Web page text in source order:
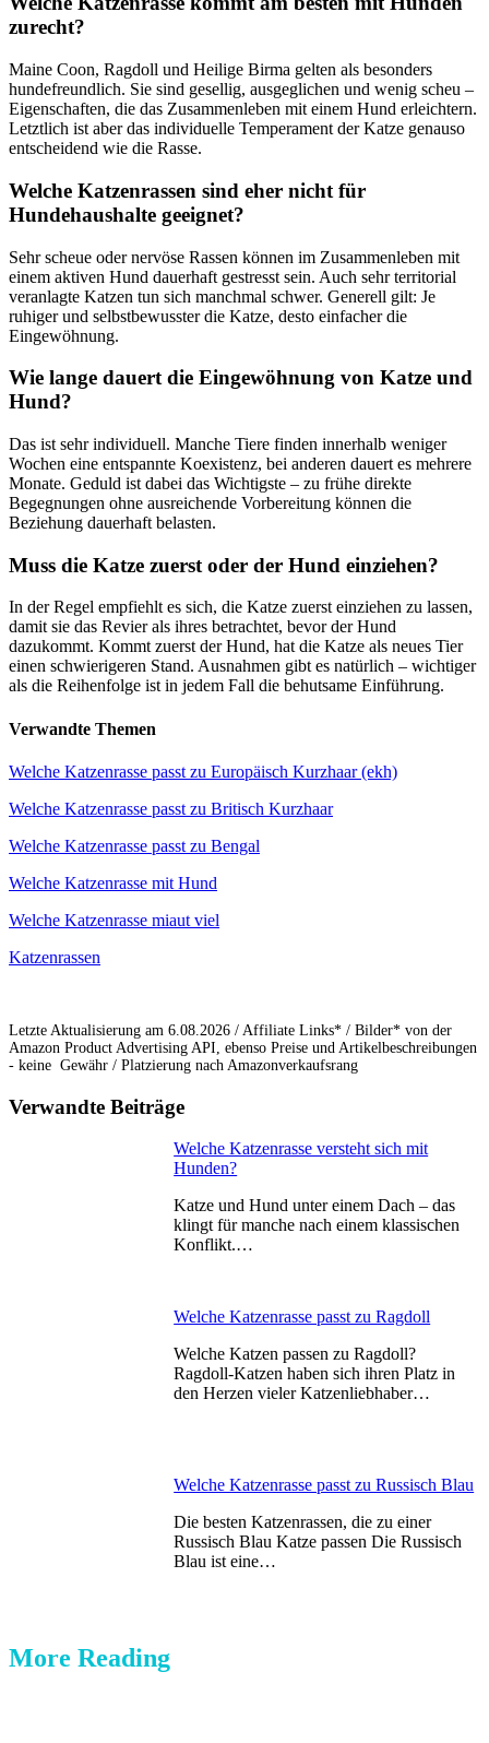
zurecht?
Maine Coon, Ragdoll und Heilige Birma gelten als besonders
hundefreundlich. Sie sind gesellig, ausgeglichen und wenig scheu –
Eigenschaften, die das Zusammenleben mit einem Hund erleichtern.
Letztlich ist aber das individuelle Temperament der Katze genauso
entscheidend wie die Rasse.
Welche Katzenrassen sind eher nicht für
Hundehaushalte geeignet?
Sehr scheue oder nervöse Rassen können im Zusammenleben mit
einem aktiven Hund dauerhaft gestresst sein. Auch sehr territorial
veranlagte Katzen tun sich manchmal schwer. Generell gilt: Je
ruhiger und selbstbewusster die Katze, desto einfacher die
Eingewöhnung.
Wie lange dauert die Eingewöhnung von Katze und
Hund?
Das ist sehr individuell. Manche Tiere finden innerhalb weniger
Wochen eine entspannte Koexistenz, bei anderen dauert es mehrere
Monate. Geduld ist dabei das Wichtigste – zu frühe direkte
Begegnungen ohne ausreichende Vorbereitung können die
Beziehung dauerhaft belasten.
Muss die Katze zuerst oder der Hund einziehen?
In der Regel empfiehlt es sich, die Katze zuerst einziehen zu lassen,
damit sie das Revier als ihres betrachtet, bevor der Hund
dazukommt. Kommt zuerst der Hund, hat die Katze als neues Tier
einen schwierigeren Stand. Ausnahmen gibt es natürlich – wichtiger
als die Reihenfolge ist in jedem Fall die behutsame Einführung.
Verwandte Themen
Welche Katzenrasse passt zu Europäisch Kurzhaar (ekh)
Welche Katzenrasse passt zu Britisch Kurzhaar
Welche Katzenrasse passt zu Bengal
Welche Katzenrasse mit Hund
Welche Katzenrasse miaut viel
Katzenrassen
Letzte Aktualisierung am 6.08.2026 / Affiliate Links* / Bilder* von der
Amazon Product Advertising API, ebenso Preise und Artikelbeschreibungen
- keine Gewähr / Platzierung nach Amazonverkaufsrang
Verwandte Beiträge
Welche Katzenrasse versteht sich mit
Hunden?
Katze und Hund unter einem Dach – das
klingt für manche nach einem klassischen
Konflikt.…
Welche Katzenrasse passt zu Ragdoll
Welche Katzen passen zu Ragdoll?
Ragdoll-Katzen haben sich ihren Platz in
den Herzen vieler Katzenliebhaber…
Welche Katzenrasse passt zu Russisch Blau
Die besten Katzenrassen, die zu einer
Russisch Blau Katze passen Die Russisch
Blau ist eine…
More Reading